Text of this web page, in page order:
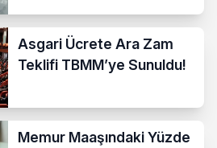
Asgari Ücrete Ara Zam
Teklifi TBMM’ye Sunuldu!
Memur Maaşındaki Yüzde